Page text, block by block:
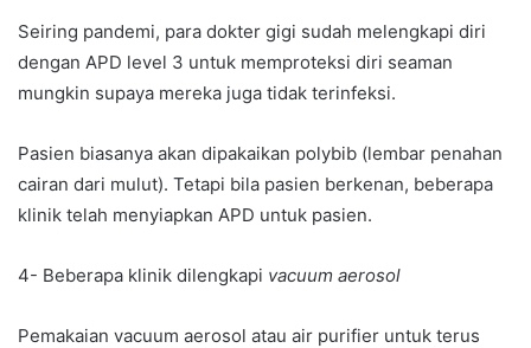
Seiring pandemi, para dokter gigi sudah melengkapi diri
dengan APD level 3 untuk memproteksi diri seaman
mungkin supaya mereka juga tidak terinfeksi.
Pasien biasanya akan dipakaikan polybib (lembar penahan
cairan dari mulut). Tetapi bila pasien berkenan, beberapa
klinik telah menyiapkan APD untuk pasien.
4- Beberapa klinik dilengkapi vacuum aerosol
Pemakaian vacuum aerosol atau air purifier untuk terus